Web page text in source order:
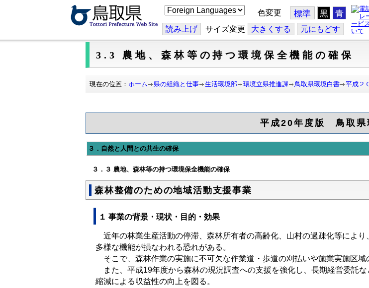
こ
の
ジ
を
翻
訳
色変更 標準 黒 青
読み上げ サイズ変更 大きくする 元にもどす
3.3 農地、森林等の持つ環境保全機能の確保
現在の位置： ホーム 県の組織と仕事 生活環境部 環境立県推進課 鳥取県環境白書 平成２
平成20年度版 鳥取県
３．自然と人間との共生の確保
３．３ 農地、森林等の持つ環境保全機能の確保
森林整備のための地域活動支援事業
１ 事業の背景・現状・目的・効果
近年の林業生産活動の停滞、森林所有者の高齢化、山村の過疎化等によ
多様な機能が損なわれる恐れがある。
そこで、森林作業の実施に不可欠な作業道・歩道の刈払いや施業実施区域
また、平成19年度から森林の現況調査への支援を強化し、長期経営委託
縮減による収益性の向上を図る。